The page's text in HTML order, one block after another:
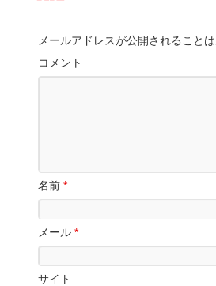
メールアドレスが公開されることは
コメント
名前 *
メール *
サイト